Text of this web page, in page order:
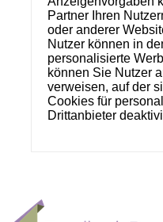
Partner Ihren
oder anderer
Nutzer können in
personalisierte
können Sie Nutzer
verweisen, auf der
Cookies für
Drittanbieter